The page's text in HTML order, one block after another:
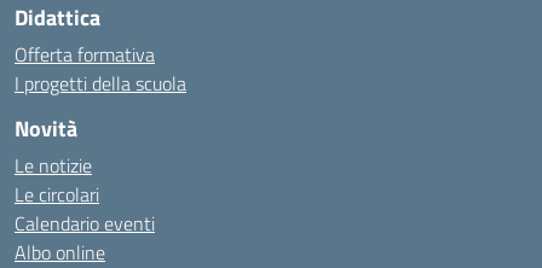
Didattica
Offerta formativa
I progetti della scuola
Novità
Le notizie
Le circolari
Calendario eventi
Albo online